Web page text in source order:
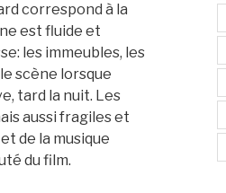
correspond à la
est fluide et
les immeubles, les
scène lorsque
tard la nuit. Les
aussi fragiles et
de la musique
du film.